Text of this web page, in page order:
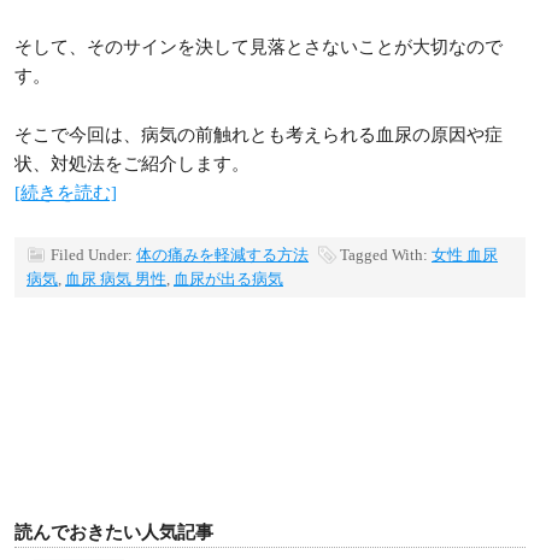
そして、そのサインを決して見落とさないことが大切なので
す。
そこで今回は、病気の前触れとも考えられる血尿の原因や症
状、対処法をご紹介します。
[続きを読む]
Filed Under: 体の痛みを軽減する方法 Tagged With: 女性 血尿
病気, 血尿 病気 男性, 血尿が出る病気
読んでおきたい人気記事